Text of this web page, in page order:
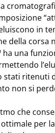
in
della corsa
una
stati ritenuti
non si
che
per